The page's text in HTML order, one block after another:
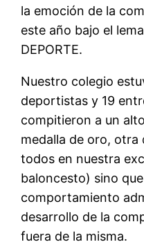
la emoción de la
este año bajo el
DEPORTE.
Nuestro colegio
deportistas y 19
compitieron a un
medalla de oro, otra
todos en nuestra
baloncesto) sino
comportamiento
desarrollo de la
fuera de la misma.